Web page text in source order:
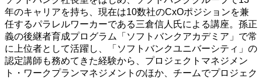
年のキャリアを持ち、現在は10数社のCxOポジションを兼
任するパラレルワーカーである三倉信人氏による講座。孫正
義の後継者育成プログラム「ソフトバンクアカデミア」で常
に上位者として活躍し、「ソフトバンクユニバーシティ」の
認定講師も務めてきた経験から、プロジェクトマネジメン
ト・ワークプランマネジメントのほか、チームでプロジェク